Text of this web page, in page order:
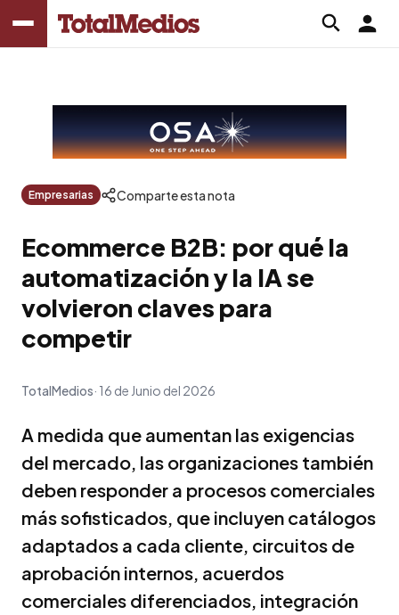
Empresarias Comparte esta nota
Ecommerce B2B: por qué la
automatización y la IA se
volvieron claves para
competir
TotalMedios 16 de Junio del 2026
A medida que aumentan las exigencias
del mercado, las organizaciones también
deben responder a procesos comerciales
más sofisticados, que incluyen catálogos
adaptados a cada cliente, circuitos de
aprobación internos, acuerdos
comerciales diferenciados, integración